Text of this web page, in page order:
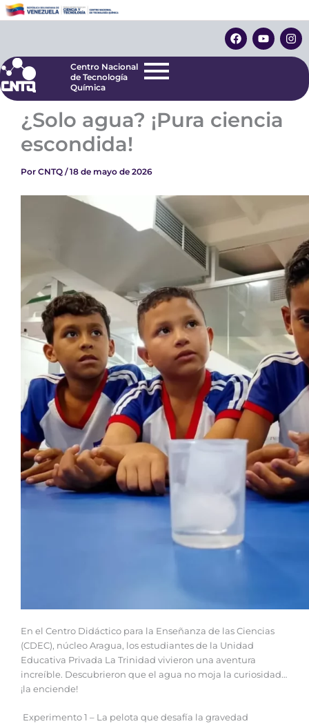
al
F
a
c
o
Y
o
u
e
I
n
s
r
Centro Nacional
de Tecnología
Centro Nacional
de Tecnología
Química
¿Solo agua? ¡Pura ciencia
escondida!
Por CNTQ /18 de mayo de 2026
En el Centro Didáctico para la Enseñanza de las Ciencias
(CDEC), núcleo Aragua, los estudiantes de la Unidad
Educativa Privada La Trinidad vivieron una aventura
increíble. Descubrieron que el agua no moja la curiosidad…
¡la enciende!
Experimento 1 – La pelota que desafía la gravedad